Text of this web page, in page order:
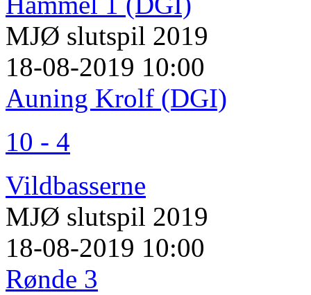
MJØ slutspil 2019
18-08-2019 10:00
Auning Krolf (DGI)
10 - 4
Vildbasserne
MJØ slutspil 2019
18-08-2019 10:00
Rønde 3